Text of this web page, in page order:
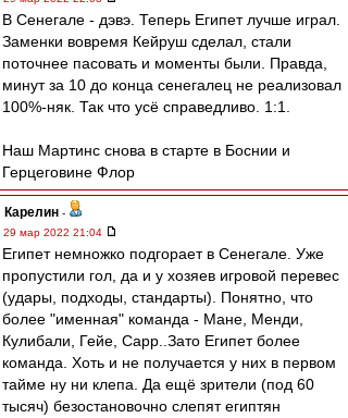
В Сенегале - дэвэ. Теперь Египет лучше играл.
Заменки вовремя Кейруш сделал, стали
поточнее пасовать и моменты были. Правда,
минут за 10 до конца сенегалец не реализовал
100%-няк. Так что усё справедливо. 1:1.
Наш Мартинс снова в старте в Боснии и
Герцеговине Флор
Карелин -
29 мар 2022 21:04
Египет немножко подгорает в Сенегале. Уже
пропустили гол, да и у хозяев игровой перевес
(удары, подходы, стандарты). Понятно, что
более "именная" команда - Мане, Менди,
Кулибали, Гейе, Сарр..Зато Египет более
команда. Хоть и не получается у них в первом
тайме ну ни клепа. Да ещё зрители (под 60
тысяч) безостановочно слепят египтян